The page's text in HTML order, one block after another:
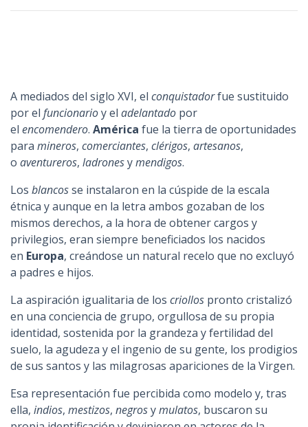
A mediados del siglo XVI, el conquistadorfue sustituido
por el funcionarioy el adelantado por
el encomendero. América fue la tierra de oportunidades
para mineros, comerciantes, clérigos, artesanos,
o aventureros, ladronesymendigos.
Los blancosse instalaron en la cúspide de la escala
étnica y aunque en la letra ambos gozaban de los
mismos derechos, a la hora de obtener cargos y
privilegios, eran siempre beneficiados los nacidos
en Europa, creándose un natural recelo que no excluyó
a padres e hijos.
La aspiración igualitaria de los criollos pronto cristalizó
en una conciencia de grupo, orgullosa de su propia
identidad, sostenida por la grandeza y fertilidad del
suelo, la agudeza y el ingenio de su gente, los prodigios
de sus santos y las milagrosas apariciones de la Virgen.
Esa representación fue percibida como modelo y, tras
ella, indios, mestizos, negrosymulatos, buscaron su